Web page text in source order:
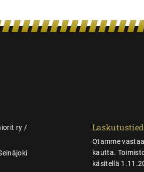
ry /
Otamme
kautta.
käsitellä